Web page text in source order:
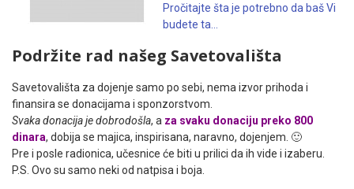
Pročitajte šta je potrebno da baš Vi
budete ta…
Podržite rad našeg Savetovališta
Savetovališta za dojenje samo po sebi, nema izvor prihoda i
finansira se donacijama i sponzorstvom.
Svaka donacija je dobrodošla, a za svaku donaciju preko 800
dinara, dobija se majica, inspirisana, naravno, dojenjem. 🙂
Pre i posle radionica, učesnice će biti u prilici da ih vide i izaberu.
P.S. Ovo su samo neki od natpisa i boja.